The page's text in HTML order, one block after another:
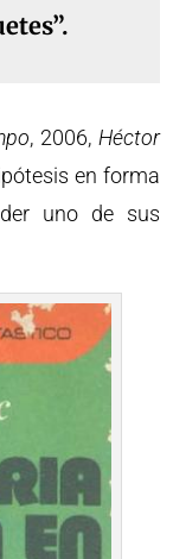
, 2006, Héctor
en forma
uno de sus